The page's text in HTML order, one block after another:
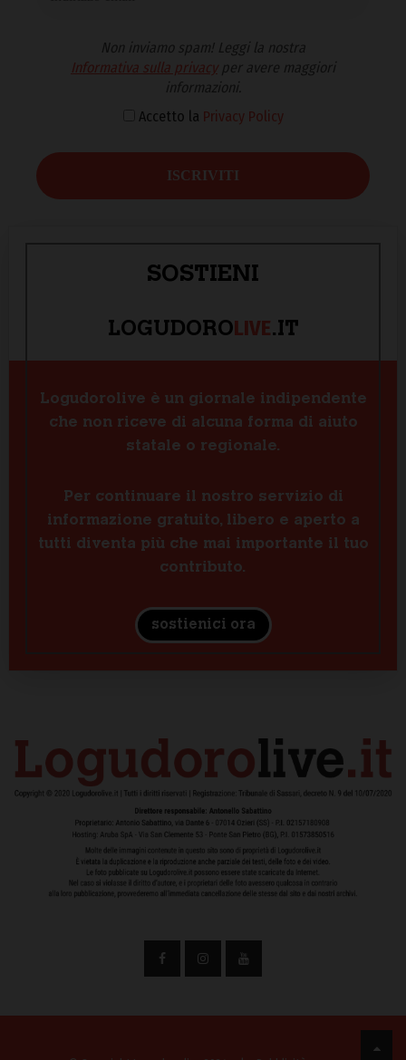
Non inviamo spam! Leggi la nostra
Informativa sulla privacyper avere maggiori
informazioni.
Accetto la Privacy Policy
SOSTIENI
LOGUDOROLIVE.IT
Logudorolive è un giornale indipendente
che non riceve di alcuna forma di aiuto
statale o regionale.
Per continuare il nostro servizio di
informazione gratuito, libero e aperto a
tutti diventa più che mai importante il tuo
contributo.
sostienici ora